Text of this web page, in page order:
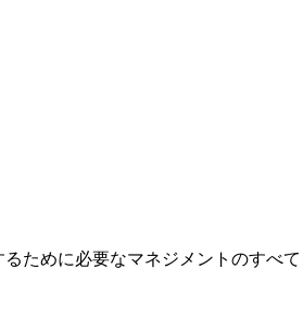
ために必要なマネジメントのすべ